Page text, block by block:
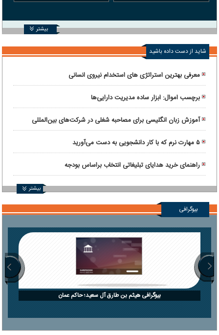
بیشتر
شاید از دست داده باشید
معرفی بهترین استراتژی های استخدام نیروی انسانی
برچسب اموال: ابزار ساده مدیریت دارایی‌ها
آموزش زبان انگلیسی برای مصاحبه شغلی در شرکت‌های بین‌المللی
۵ مهارت نرم که با کار دانشجویی به دست می‌آورید
راهنمای خرید هدایای تبلیغاتی انتخاب براساس بودجه
بیشتر
بیوگرافی
بیوگرافی هیثم بن طارق آل سعید؛ حاکم عمان